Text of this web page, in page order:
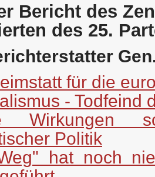
Bericht des
des 25.
für die
- Todfeind
Wirkungen
Politik
hat noch